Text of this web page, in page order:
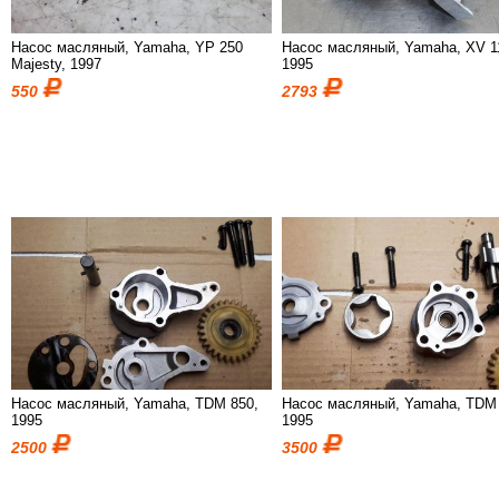
Насос масляный, Yamaha, YP 250
Majesty, 1997
550
Насос масляный, Yamaha, XV
1995
2793
Насос масляный, Yamaha, TDM 850,
1995
2500
Насос масляный, Yamaha,
1995
3500